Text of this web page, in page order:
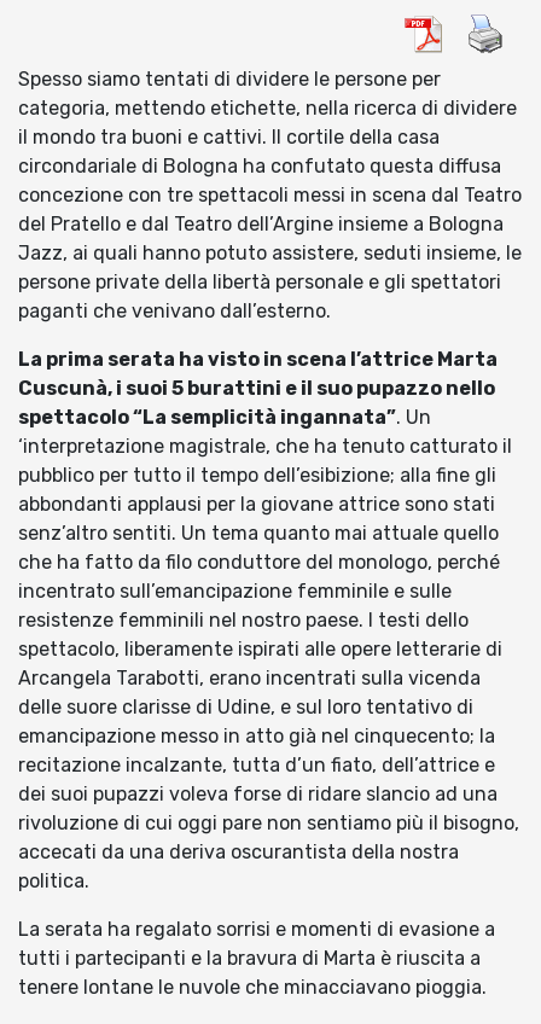
Spesso siamo tentati di dividere le persone per
categoria, mettendo etichette, nella ricerca di dividere
il mondo tra buoni e cattivi. Il cortile della casa
circondariale di Bologna ha confutato questa diffusa
concezione con tre spettacoli messi in scena dal Teatro
del Pratello e dal Teatro dell’Argine insieme a Bologna
Jazz, ai quali hanno potuto assistere, seduti insieme, le
persone private della libertà personale e gli spettatori
paganti che venivano dall’esterno.
La prima serata ha visto in scena l’attrice Marta
Cuscunà, i suoi 5 burattini e il suo pupazzo nello
spettacolo “La semplicità ingannata”. Un
‘interpretazione magistrale, che ha tenuto catturato il
pubblico per tutto il tempo dell’esibizione; alla fine gli
abbondanti applausi per la giovane attrice sono stati
senz’altro sentiti. Un tema quanto mai attuale quello
che ha fatto da filo conduttore del monologo, perché
incentrato sull’emancipazione femminile e sulle
resistenze femminili nel nostro paese. I testi dello
spettacolo, liberamente ispirati alle opere letterarie di
Arcangela Tarabotti, erano incentrati sulla vicenda
delle suore clarisse di Udine, e sul loro tentativo di
emancipazione messo in atto già nel cinquecento; la
recitazione incalzante, tutta d’un fiato, dell’attrice e
dei suoi pupazzi voleva forse di ridare slancio ad una
rivoluzione di cui oggi pare non sentiamo più il bisogno,
accecati da una deriva oscurantista della nostra
politica.
La serata ha regalato sorrisi e momenti di evasione a
tutti i partecipanti e la bravura di Marta è riuscita a
tenere lontane le nuvole che minacciavano pioggia.